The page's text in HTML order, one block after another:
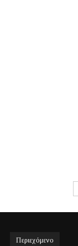
Περιεχόμενο